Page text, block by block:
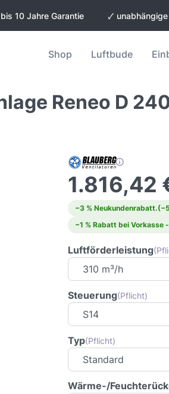
10 Jahre Garantie 🗸 unabhängige
Shop Luftbude
Reneo D
1.816,42
−3 % Neukundenrabatt.
−1 % Rabatt bei
Luftförderleistung
Steuerung(Pflicht)
Typ(Pflicht)
Wärme-/